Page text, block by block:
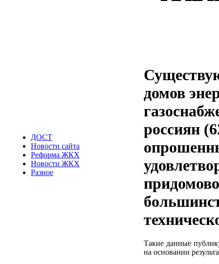
ДОСТ
Новости сайта
Реформа ЖКХ
Новости ЖКХ
Разное
домов
россиян
Такие данные
на основании